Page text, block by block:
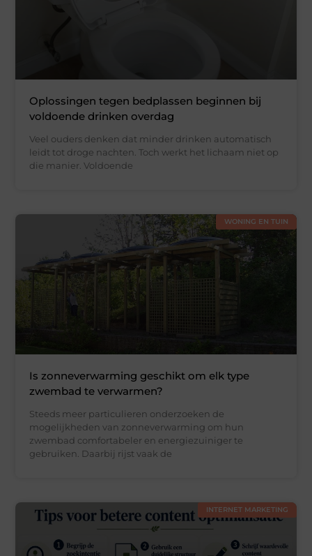
Oplossingen tegen bedplassen beginnen bij
voldoende drinken overdag
Veel ouders denken dat minder drinken automatisch
leidt tot droge nachten. Toch werkt het lichaam niet op
die manier. Voldoende
WONING EN TUIN
Is zonneverwarming geschikt om elk type
zwembad te verwarmen?
Steeds meer particulieren onderzoeken de
mogelijkheden van zonneverwarming om hun
zwembad comfortabeler en energiezuiniger te
gebruiken. Daarbij rijst vaak de
INTERNET MARKETING